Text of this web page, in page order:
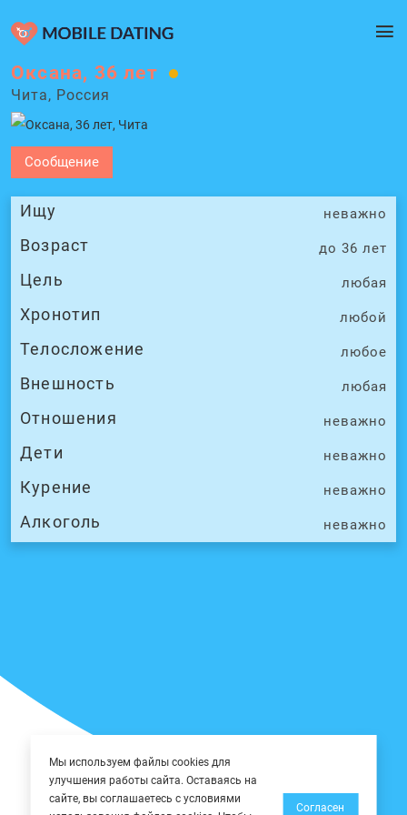
Сообщение
Ищу неважно
Возраст до 36 лет
Цель любая
Хронотип любой
Телосложение любое
Внешность любая
Отношения неважно
Дети неважно
Курение неважно
Алкоголь неважно
Оксана, 36 лет
Чита, Россия
Мы используем файлы cookies для
улучшения работы сайта. Оставаясь на
сайте, вы соглашаетесь с условиями
Согласен